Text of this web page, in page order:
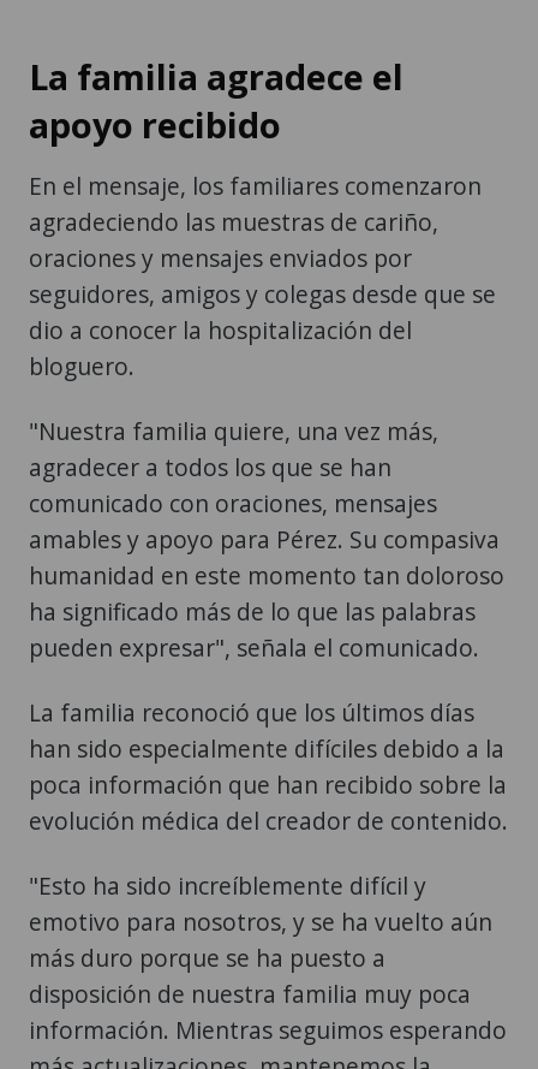
La familia agradece el
apoyo recibido
En el mensaje, los familiares comenzaron
agradeciendo las muestras de cariño,
oraciones y mensajes enviados por
seguidores, amigos y colegas desde que se
dio a conocer la hospitalización del
bloguero.
"Nuestra familia quiere, una vez más,
agradecer a todos los que se han
comunicado con oraciones, mensajes
amables y apoyo para Pérez. Su compasiva
humanidad en este momento tan doloroso
ha significado más de lo que las palabras
pueden expresar", señala el comunicado.
La familia reconoció que los últimos días
han sido especialmente difíciles debido a la
poca información que han recibido sobre la
evolución médica del creador de contenido.
"Esto ha sido increíblemente difícil y
emotivo para nosotros, y se ha vuelto aún
más duro porque se ha puesto a
disposición de nuestra familia muy poca
información. Mientras seguimos esperando